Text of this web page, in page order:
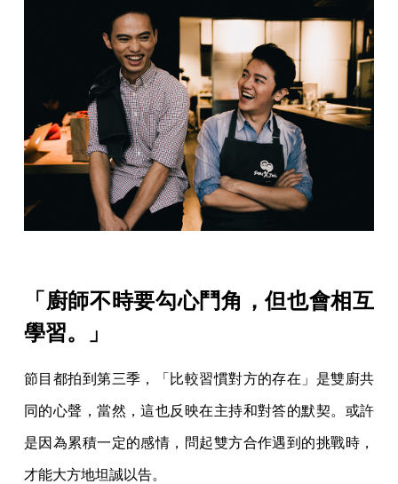
「廚師不時要勾心鬥角，但也會相互
學習。」
節目都拍到第三季，「比較習慣對方的存在」是雙廚共
同的心聲，當然，這也反映在主持和對答的默契。或許
是因為累積一定的感情，問起雙方合作遇到的挑戰時，
才能大方地坦誠以告。